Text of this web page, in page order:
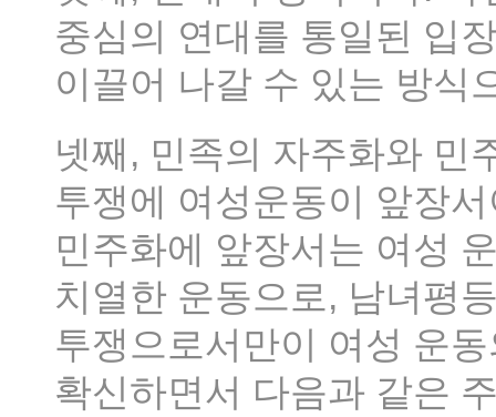
중심의 연대를 통일된 입
이끌어 나갈 수 있는 방식
넷째, 민족의 자주화와 민
투쟁에 여성운동이 앞장
민주화에 앞장서는 여성
치열한 운동으로, 남녀평
투쟁으로서만이 여성 운
확신하면서 다음과 같은